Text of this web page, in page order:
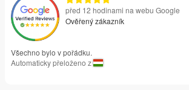
před 12 hodinami na webu Google
Ověřený zákazník
Všechno bylo v pořádku.
Automaticky přeloženo z